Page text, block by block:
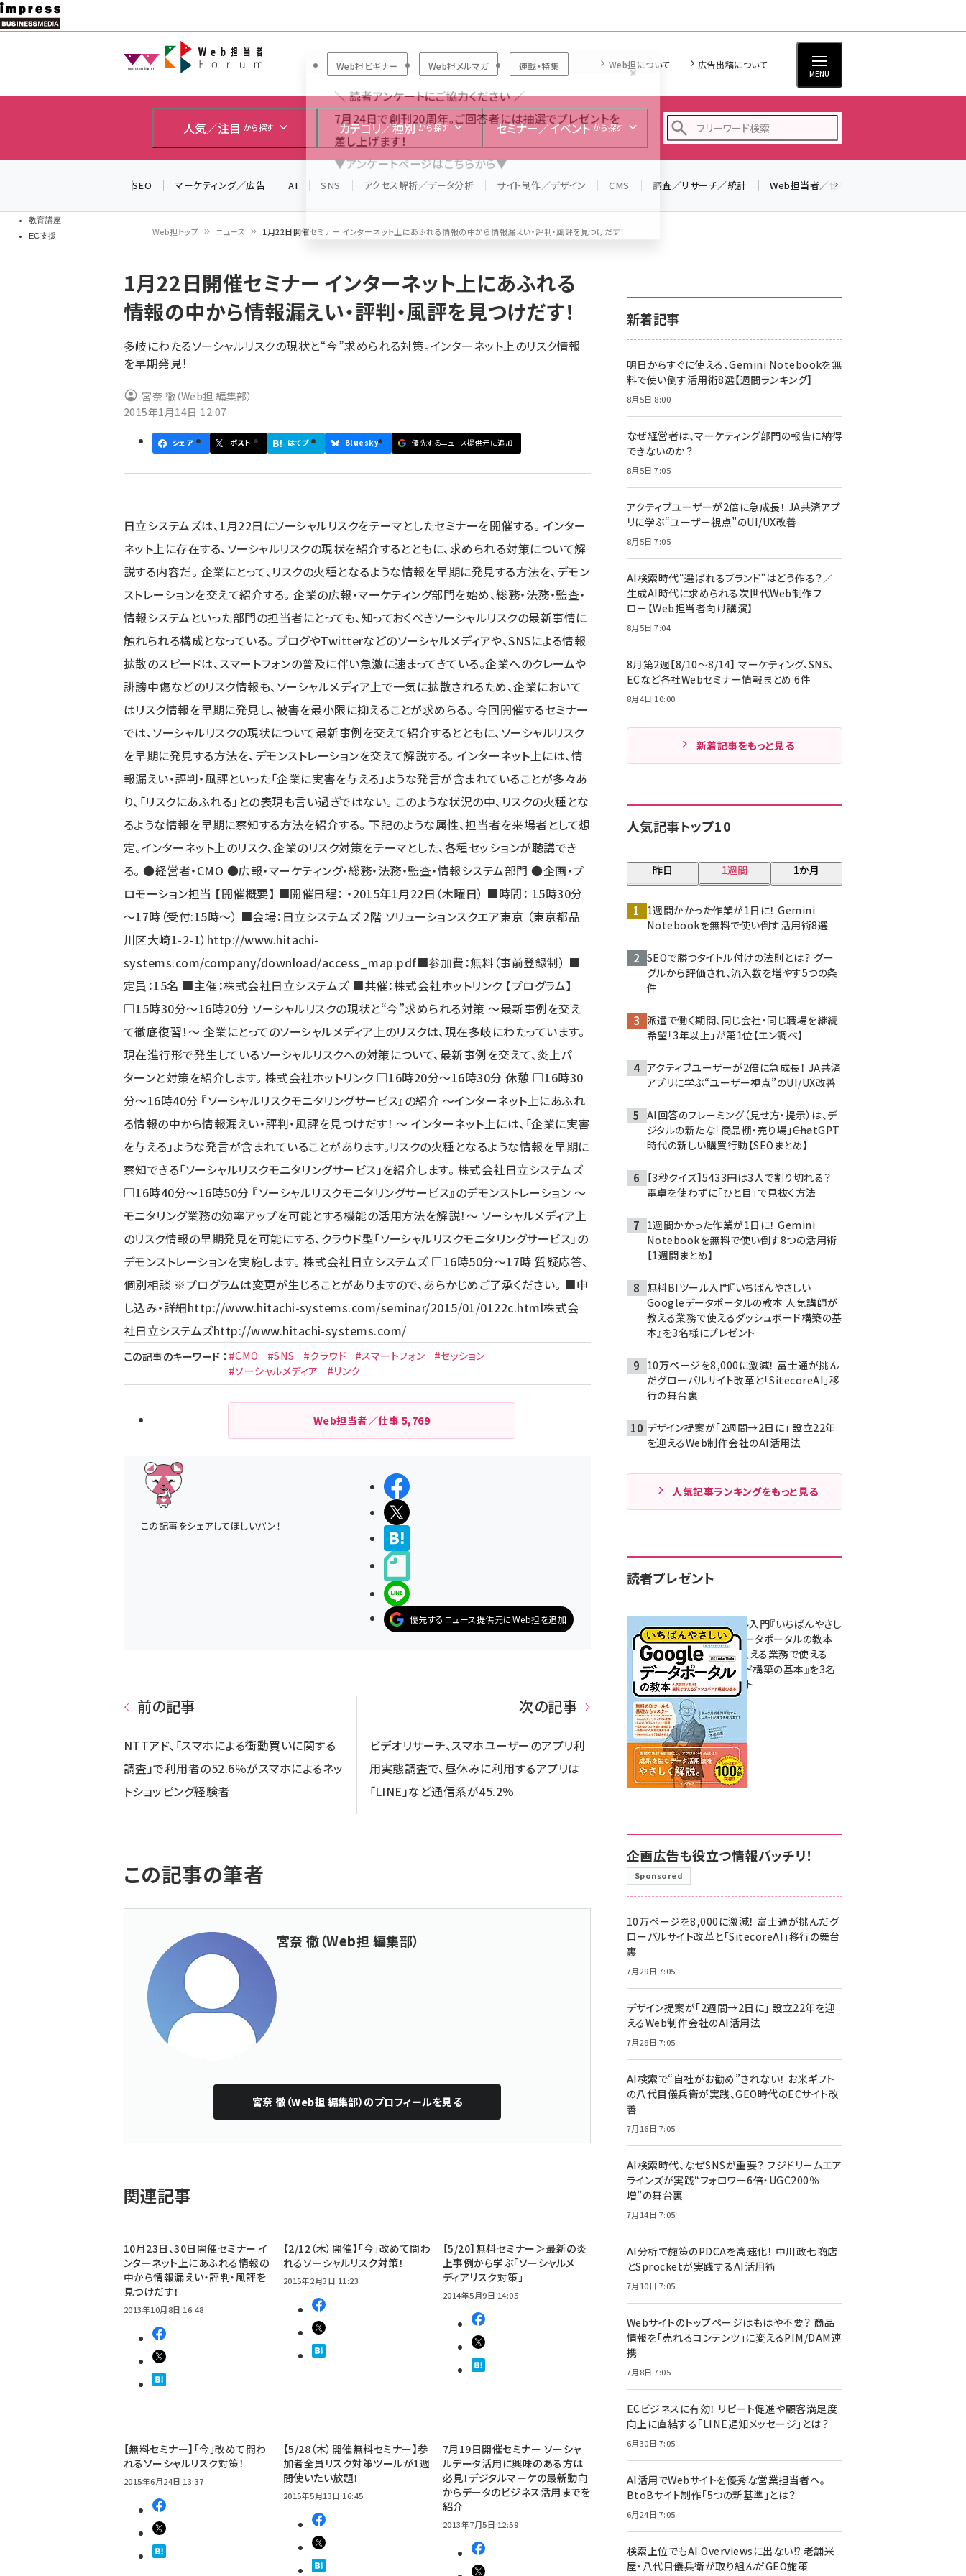
メ
イ
教育講座
EC支援
Web担当者Forum
Web担ビギナー Web担メルマガ 連載・特集 Web担について 広告出稿について
MENU
人気／注目 から探す カテゴリ／種別 から探す セミナー／イベント から探す
z世代 (1617)
meo (1274)
SEO マーケティング／広告 AI SNS アクセス解析／データ分析 サイト制作／デザイン CMS 調査／リサーチ／統計 Web担当者／仕事
ン
く
ず
Web担トップ ニュース 1月22日開催セミナー インターネット上にあふれる情報の中から情報漏えい・評判・風評を見つけだす！
1月22日開催セミナー インターネット上にあふれる
情報の中から情報漏えい・評判・風評を見つけだす！
多岐にわたるソーシャルリスクの現状と“今”求められる対策。インターネット上のリスク情報
を早期発見！
宮奈 徹（Web担 編集部）
2015年1月14日 12:07
シェア ポスト はてブ Bluesky 優先するニュース提供元に追加
日立システムズは、1月22日にソーシャルリスクをテーマとしたセミナーを開催する。 インター
ネット上に存在する、ソーシャルリスクの現状を紹介するとともに、求められる対策について解
説する内容だ。 企業にとって、リスクの火種となるような情報を早期に発見する方法を、デモン
ストレーションを交えて紹介する。 企業の広報・マーケティング部門を始め、総務・法務・監査・
情報システムといった部門の担当者にとっても、知っておくべきソーシャルリスクの最新事情に
触れられる構成となっている。 ブログやTwitterなどのソーシャルメディアや、SNSによる情報
拡散のスピードは、スマートフォンの普及に伴い急激に速まってきている。企業へのクレームや
誹謗中傷などのリスク情報も、ソーシャルメディア上で一気に拡散されるため、企業において
はリスク情報を早期に発見し、被害を最小限に抑えることが求めらる。 今回開催するセミナー
では、ソーシャルリスクの現状について最新事例を交えて紹介するとともに、ソーシャルリスク
を早期に発見する方法を、デモンストレーションを交えて解説する。 インターネット上には、情
報漏えい・評判・風評といった「企業に実害を与える」ような発言が含まれていることが多々あ
り、「リスクにあふれる」との表現も言い過ぎではない。 このような状況の中、リスクの火種とな
るような情報を早期に察知する方法を紹介する。 下記のような属性、担当者を来場者として想
定。インターネット上のリスク、企業のリスク対策をテーマとした、各種セッションが聴講でき
る。 ●経営者・CMO ●広報・マーケティング・総務・法務・監査・情報システム部門 ●企画・プ
ロモーション担当 【開催概要】 ■開催日程： ・2015年1月22日（木曜日） ■時間： 15時30分
～17時（受付:15時～） ■会場：日立システムズ 2階 ソリューションスクエア東京 （東京都品
川区大崎1-2-1） http://www.hitachi-
systems.com/company/download/access_map.pdf■参加費：無料（事前登録制） ■
定員：15名 ■主催：株式会社日立システムズ ■共催：株式会社ホットリンク 【プログラム】
□15時30分～16時20分 ソーシャルリスクの現状と“今”求められる対策 ～最新事例を交え
て徹底復習！～ 企業にとってのソーシャルメディア上のリスクは、現在多岐にわたっています。
現在進行形で発生しているソーシャルリスクへの対策について、最新事例を交えて、炎上パ
ターンと対策を紹介します。 株式会社ホットリンク □16時20分～16時30分 休憩 □16時30
分～16時40分 『ソーシャルリスクモニタリングサービス』の紹介 ～インターネット上にあふれ
る情報の中から情報漏えい・評判・風評を見つけだす！ ～ インターネット上には、「企業に実害
を与える」ような発言が含まれていることがあります。リスクの火種となるような情報を早期に
察知できる「ソーシャルリスクモニタリングサービス」を紹介します。 株式会社日立システムズ
□16時40分～16時50分 『ソーシャルリスクモニタリングサービス』のデモンストレーション ～
モニタリング業務の効率アップを可能とする機能の活用方法を解説！～ ソーシャルメディア上
のリスク情報の早期発見を可能にする、クラウド型「ソーシャルリスクモニタリングサービス」の
デモンストレーションを実施します。 株式会社日立システムズ □16時50分～17時 質疑応答、
個別相談 ※プログラムは変更が生じることがありますので、あらかじめご了承ください。 ■申
し込み・詳細http://www.hitachi-systems.com/seminar/2015/01/0122c.html株式会
社日立システムズhttp://www.hitachi-systems.com/
この記事のキーワード ： #CMO #SNS #クラウド #スマートフォン
#セッション
#ソーシャルメディア
#リンク
Web担当者／仕事 5,769
この記事をシェアしてほしいパン！
シェアする
ポストする
LINEで送る
優先するニュース提供元にWeb担を追加
前の記事
NTTアド、「スマホによる衝動買いに関する
調査」で利用者の52.6％がスマホによるネッ
トショッピング経験者
次の記事
ビデオリサーチ、スマホユーザーのアプリ利
用実態調査で、昼休みに利用するアプリは
「LINE」など通信系が45.2％
この記事の筆者
宮奈 徹（Web担 編集部）
宮奈 徹（Web担 編集部） のプロフィールを見る
関連記事
10月23日、30日開催セミナー イ
ンターネット上にあふれる情報の
中から情報漏えい・評判・風評を
見つけだす！
2013年10月8日 16:48
【2/12（木）開催】「今」改めて問わ
れるソーシャルリスク対策！
2015年2月3日 11:23
【5/20】無料セミナー＞最新の炎
上事例から学ぶ「ソーシャルメ
ディアリスク対策」
2014年5月9日 14:05
【無料セミナー】「今」改めて問わ
れるソーシャルリスク対策！
2015年6月24日 13:37
【5/28（木）開催無料セミナー】参
加者全員リスク対策ツールが1週
間使いたい放題！
2015年5月13日 16:45
7月19日開催セミナー ソーシャ
ルデータ活用に興味のある方は
必見！デジタルマーケの最新動向
からデータのビジネス活用までを
紹介
2013年7月5日 12:59
新着記事
明日からすぐに使える、Gemini Notebookを無
料で使い倒す活用術8選【週間ランキング】
8月5日 8:00
なぜ経営者は、マーケティング部門の報告に納得
できないのか？
8月5日 7:05
アクティブユーザーが2倍に急成長！ JA共済アプ
リに学ぶ“ユーザー視点”のUI/UX改善
8月5日 7:05
AI検索時代“選ばれるブランド”はどう作る？／
生成AI時代に求められる次世代Web制作フ
ロー【Web担当者向け講演】
8月5日 7:04
8月第2週【8/10～8/14】 マーケティング、SNS、
ECなど各社Webセミナー情報まとめ 6件
8月4日 10:00
新着記事をもっと見る
人気記事トップ10
昨日 1週間 1か月
1週間かかった作業が1日に！ Gemini
Notebookを無料で使い倒す活用術8選
SEOで勝つタイトル付けの法則とは？ グー
グルから評価され、流入数を増やす5つの条
件
派遣で働く期間、同じ会社・同じ職場を継続
希望「3年以上」が第1位【エン調べ】
アクティブユーザーが2倍に急成長！ JA共済
アプリに学ぶ“ユーザー視点”のUI/UX改善
AI回答のフレーミング（見せ方・提示）は、デ
ジタルの新たな「商品棚・売り場」――ChatGPT
時代の新しい購買行動【SEOまとめ】
【3秒クイズ】5433円は3人で割り切れる？
電卓を使わずに「ひと目」で見抜く方法
1週間かかった作業が1日に！ Gemini
Notebookを無料で使い倒す8つの活用術
【1週間まとめ】
無料BIツール入門『いちばんやさしい
Googleデータポータルの教本 人気講師が
教える業務で使えるダッシュボード構築の基
本』を3名様にプレゼント
10万ページを8,000に激減！ 富士通が挑ん
だグローバルサイト改革と「SitecoreAI」移
行の舞台裏
デザイン提案が「2週間→2日に」 設立22年
を迎えるWeb制作会社のAI活用法
人気記事ランキングをもっと見る
読者プレゼント
無料BIツール入門『いちばんやさし
いGoogleデータポータルの教本
人気講師が教える業務で使える
ダッシュボード構築の基本』を3名
様にプレゼント
7月31日 10:00
企画広告も役立つ情報バッチリ！
Sponsored
10万ページを8,000に激減！ 富士通が挑んだグ
ローバルサイト改革と「SitecoreAI」移行の舞台
裏
7月29日 7:05
デザイン提案が「2週間→2日に」 設立22年を迎
えるWeb制作会社のAI活用法
7月28日 7:05
AI検索で“自社がお勧め”されない！ お米ギフト
の八代目儀兵衛が実践、GEO時代のECサイト改
善
7月16日 7:05
AI検索時代、なぜSNSが重要？ フジドリームエア
ラインズが実践“フォロワー6倍・UGC200％
増”の舞台裏
7月14日 7:05
AI分析で施策のPDCAを高速化！ 中川政七商店
とSprocketが実践するAI活用術
7月10日 7:05
Webサイトのトップページはもはや不要？ 商品
情報を「売れるコンテンツ」に変えるPIM/DAM連
携
7月8日 7:05
ECビジネスに有効！ リピート促進や顧客満足度
向上に直結する「LINE通知メッセージ」とは？
6月30日 7:05
AI活用でWebサイトを優秀な営業担当者へ。
BtoBサイト制作「5つの新基準」とは？
6月24日 7:05
検索上位でもAI Overviewsに出ない!? 老舗米
屋・八代目儀兵衛が取り組んだGEO施策
＼ 読者アンケートにご協力ください ／
7月24日で創刊20周年。ご回答者には抽選でプレゼントを
差し上げます！
▼アンケートページはこちらから▼